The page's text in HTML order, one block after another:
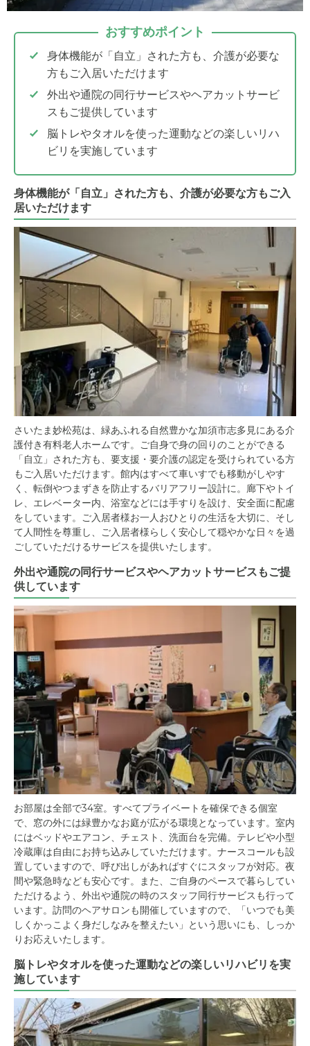
おすすめポイント
身体機能が「自立」された方も、介護が必要な
方もご入居いただけます
外出や通院の同行サービスやヘアカットサービ
スもご提供しています
脳トレやタオルを使った運動などの楽しいリハ
ビリを実施しています
身体機能が「自立」された方も、介護が必要な方もご入
居いただけます
さいたま妙松苑は、緑あふれる自然豊かな加須市志多見にある介
護付き有料老人ホームです。ご自身で身の回りのことができる
「自立」された方も、要支援・要介護の認定を受けられている方
もご入居いただけます。館内はすべて車いすでも移動がしやす
く、転倒やつまずきを防止するバリアフリー設計に。廊下やトイ
レ、エレベーター内、浴室などには手すりを設け、安全面に配慮
をしています。ご入居者様お一人おひとりの生活を大切に、そし
て人間性を尊重し、ご入居者様らしく安心して穏やかな日々を過
ごしていただけるサービスを提供いたします。
外出や通院の同行サービスやヘアカットサービスもご提
供しています
お部屋は全部で34室。すべてプライベートを確保できる個室
で、窓の外には緑豊かなお庭が広がる環境となっています。室内
にはベッドやエアコン、チェスト、洗面台を完備。テレビや小型
冷蔵庫は自由にお持ち込みしていただけます。ナースコールも設
置していますので、呼び出しがあればすぐにスタッフが対応。夜
間や緊急時なども安心です。また、ご自身のペースで暮らしてい
ただけるよう、外出や通院の時のスタッフ同行サービスも行って
います。訪問のヘアサロンも開催していますので、「いつでも美
しくかっこよく身だしなみを整えたい」という思いにも、しっか
りお応えいたします。
脳トレやタオルを使った運動などの楽しいリハビリを実
施しています